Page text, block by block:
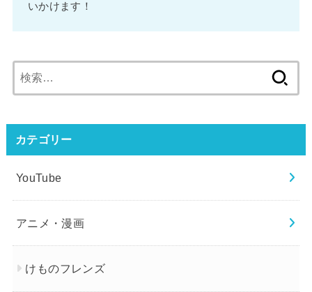
いかけます！
索:
カテゴリー
YouTube
アニメ・漫画
けものフレンズ